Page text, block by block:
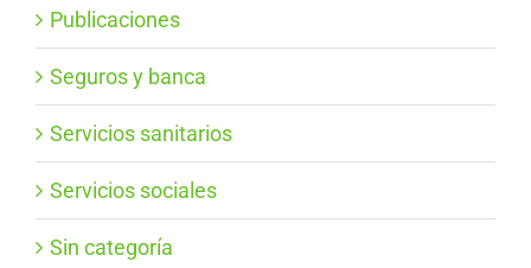
Publicaciones
Seguros y banca
Servicios sanitarios
Servicios sociales
Sin categoría